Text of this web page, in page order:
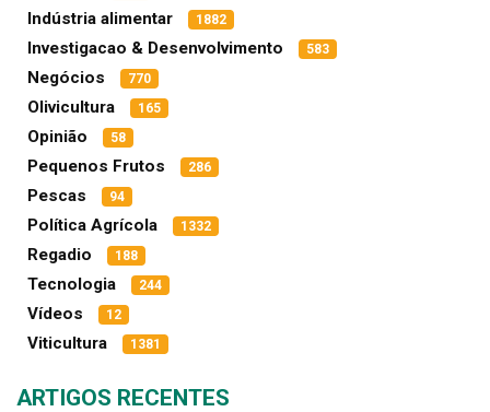
Indústria alimentar 1882
Investigacao & Desenvolvimento 583
Negócios 770
Olivicultura 165
Opinião 58
Pequenos Frutos 286
Pescas 94
Política Agrícola 1332
Regadio 188
Tecnologia 244
Vídeos 12
Viticultura 1381
ARTIGOS RECENTES